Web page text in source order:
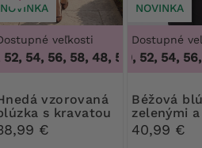
NOVINKA
veľkosti
54, 56, 58,48, 50, 52, 54, 56,
s kravatou
brošou
€
NOVINKA
Dostupné
48, 50, 52, 54, 56,
Béžová blúzka so
zelenými a
bordovými
40,99 €